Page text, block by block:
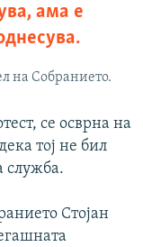
ама е
на Собранието.
се осврна на
тој не бил
служба.
Стојан